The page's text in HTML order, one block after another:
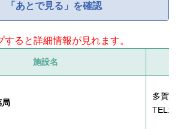
「あとで見る」を確認
施設名
局
多賀
TEL: